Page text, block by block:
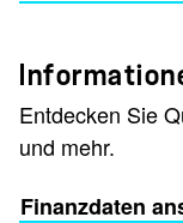
Entdecken Sie
und mehr.
Finanzdaten